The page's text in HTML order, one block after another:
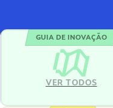
GUIA DE INOVAÇÃO
VER TODOS